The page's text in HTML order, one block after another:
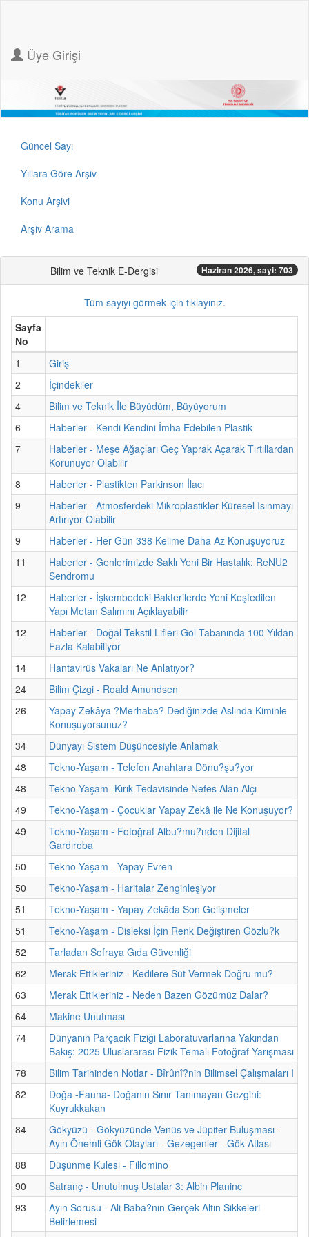
Üye Girişi
Güncel Sayı
Yıllara Göre Arşiv
Konu Arşivi
Arşiv Arama
Bilim ve Teknik E-Dergisi Haziran 2026, sayi: 703
Tüm sayıyı görmek için tıklayınız.
Sayfa
No
1
Giriş
2
İçindekiler
4
Bilim ve Teknik İle Büyüdüm, Büyüyorum
6
Haberler - Kendi Kendini İmha Edebilen Plastik
7
Haberler - Meşe Ağaçları Geç Yaprak Açarak Tırtıllardan
Korunuyor Olabilir
8
Haberler - Plastikten Parkinson İlacı
9
Haberler - Atmosferdeki Mikroplastikler Küresel Isınmayı
Artırıyor Olabilir
9
Haberler - Her Gün 338 Kelime Daha Az Konuşuyoruz
11
Haberler - Genlerimizde Saklı Yeni Bir Hastalık: ReNU2
Sendromu
12
Haberler - İşkembedeki Bakterilerde Yeni Keşfedilen
Yapı Metan Salımını Açıklayabilir
12
Haberler - Doğal Tekstil Lifleri Göl Tabanında 100 Yıldan
Fazla Kalabiliyor
14
Hantavirüs Vakaları Ne Anlatıyor?
24
Bilim Çizgi - Roald Amundsen
26
Yapay Zekâya ?Merhaba? Dediğinizde Aslında Kiminle
Konuşuyorsunuz?
34
Dünyayı Sistem Düşüncesiyle Anlamak
48
Tekno-Yaşam - Telefon Anahtara Dönu?şu?yor
48
Tekno-Yaşam -Kırık Tedavisinde Nefes Alan Alçı
49
Tekno-Yaşam - Çocuklar Yapay Zekâ ile Ne Konuşuyor?
49
Tekno-Yaşam - Fotoğraf Albu?mu?nden Dijital
Gardıroba
50
Tekno-Yaşam - Yapay Evren
50
Tekno-Yaşam - Haritalar Zenginleşiyor
51
Tekno-Yaşam - Yapay Zekâda Son Gelişmeler
51
Tekno-Yaşam - Disleksi İçin Renk Değiştiren Gözlu?k
52
Tarladan Sofraya Gıda Güvenliği
62
Merak Ettikleriniz - Kedilere Süt Vermek Doğru mu?
63
Merak Ettikleriniz - Neden Bazen Gözümüz Dalar?
64
Makine Unutması
74
Dünyanın Parçacık Fiziği Laboratuvarlarına Yakından
Bakış: 2025 Uluslararası Fizik Temalı Fotoğraf Yarışması
78
Bilim Tarihinden Notlar - Bîrûnî?nin Bilimsel Çalışmaları I
82
Doğa -Fauna- Doğanın Sınır Tanımayan Gezgini:
Kuyrukkakan
84
Gökyüzü - Gökyüzünde Venüs ve Jüpiter Buluşması -
Ayın Önemli Gök Olayları - Gezegenler - Gök Atlası
88
Düşünme Kulesi - Fillomino
90
Satranç - Unutulmuş Ustalar 3: Albin Planinc
93
Ayın Sorusu - Ali Baba?nın Gerçek Altın Sikkeleri
Belirlemesi